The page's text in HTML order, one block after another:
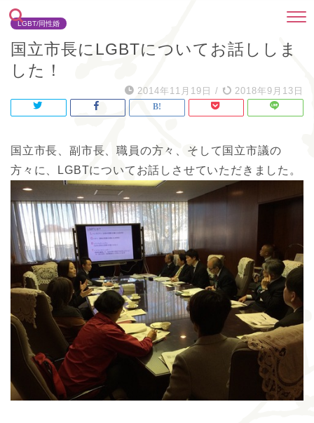
LGBT/同性婚
国立市長にLGBTについてお話ししま
した！
2014年11月19日 / 2018年9月13日
国立市長、副市長、職員の方々、そして国立市議の
方々に、LGBTについてお話しさせていただきました。